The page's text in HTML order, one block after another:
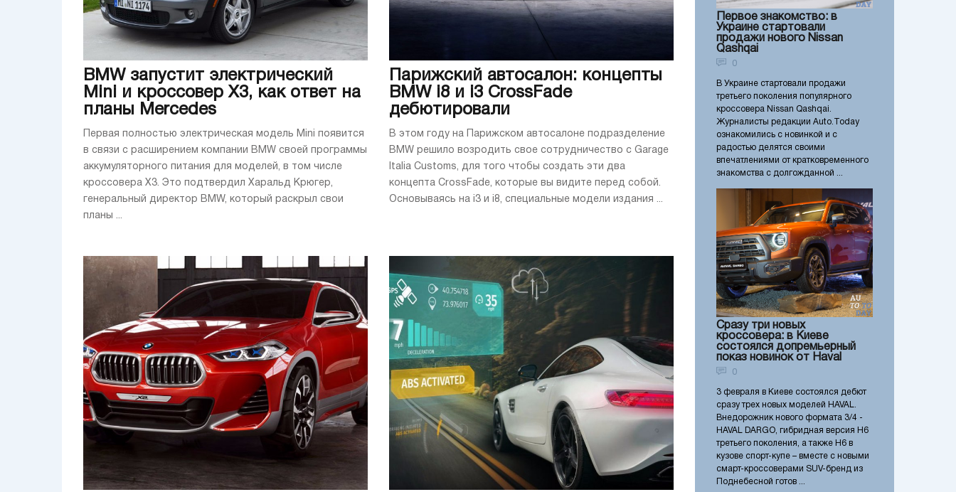
BMW запустит электрический
Mini и кроссовер X3, как ответ на
планы Mercedes
Первая полностью электрическая модель Mini появится
в связи с расширением компании BMW своей программы
аккумуляторного питания для моделей, в том числе
кроссовера X3. Это подтвердил Харальд Крюгер,
генеральный директор BMW, который раскрыл свои
планы ...
Парижский автосалон: концепты
BMW i8 и i3 CrossFade
дебютировали
В этом году на Парижском автосалоне подразделение
BMW решило возродить свое сотрудничество с Garage
Italia Customs, для того чтобы создать эти два
концепта CrossFade, которые вы видите перед собой.
Основываясь на i3 и i8, специальные модели издания ...
Первое знакомство: в
Украине стартовали
продажи нового Nissan
Qashqai
0
В Украине стартовали продажи
третьего поколения популярного
кроссовера Nissan Qashqai.
Журналисты редакции Auto.Today
ознакомились с новинкой и с
радостью делятся своими
впечатлениями от кратковременного
знакомства с долгожданной ...
Сразу три новых
кроссовера: в Киеве
состоялся допремьерный
показ новинок от Haval
0
3 февраля в Киеве состоялся дебют
сразу трех новых моделей HAVAL.
Внедорожник нового формата 3/4 -
HAVAL DARGO, гибридная версия Н6
третьего поколения, а также Н6 в
кузове спорт-купе – вместе с новыми
смарт-кроссоверами SUV-бренд из
Поднебесной готов ...